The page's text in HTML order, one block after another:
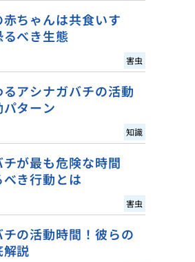
ちゃんは共食いす
べき生態
害虫
アシナガバチの活動
ターン
知識
が最も危険な時間
き行動とは
害虫
の活動時間！彼らの
説